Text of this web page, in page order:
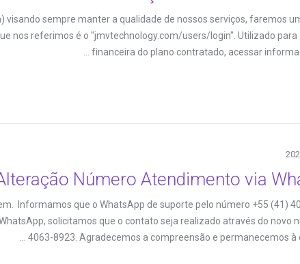
sempre manter a qualidade de nossos serviços, faremos
nos referimos é o "jmvtechnology.com/users/login". Utilizado para
financeira do plano contratado, acessar
Número Atendimento via
Informamos que o WhatsApp de suporte pelo número +55 (41)
solicitamos que o contato seja realizado através do novo
4063-8923. Agradecemos a compreensão e permanecemos à